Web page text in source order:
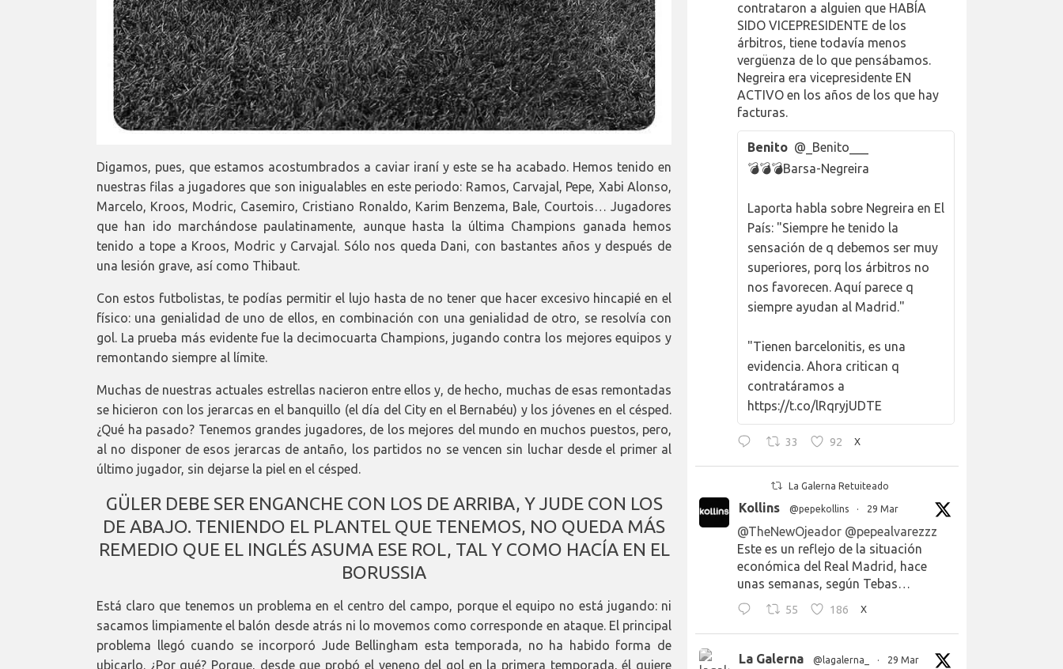
Digamos, pues, que estamos acostumbrados a caviar iraní y este se ha acabado. Hemos tenido en
nuestras filas a jugadores que son inigualables en este periodo: Ramos, Carvajal, Pepe, Xabi Alonso,
Marcelo, Kroos, Modric, Casemiro, Cristiano Ronaldo, Karim Benzema, Bale, Courtois… Jugadores
que han ido marchándose paulatinamente, aunque hasta la última Champions ganada hemos
tenido a tope a Kroos, Modric y Carvajal. Sólo nos queda Dani, con bastantes años y después de
una lesión grave, así como Thibaut.
Con estos futbolistas, te podías permitir el lujo hasta de no tener que hacer excesivo hincapié en el
físico: una genialidad de uno de ellos, en combinación con una genialidad de otro, se resolvía con
gol. La prueba más evidente fue la decimocuarta Champions, jugando contra los mejores equipos y
remontando siempre al límite.
Muchas de nuestras actuales estrellas nacieron entre ellos y, de hecho, muchas de esas remontadas
se hicieron con los jerarcas en el banquillo (el día del City en el Bernabéu) y los jóvenes en el césped.
¿Qué ha pasado? Tenemos grandes jugadores, de los mejores del mundo en muchos puestos, pero,
al no disponer de esos jerarcas de antaño, los partidos no se vencen sin luchar desde el primer al
último jugador, sin dejarse la piel en el césped.
GÜLER DEBE SER ENGANCHE CON LOS DE ARRIBA, Y JUDE CON LOS
DE ABAJO. TENIENDO EL PLANTEL QUE TENEMOS, NO QUEDA MÁS
REMEDIO QUE EL INGLÉS ASUMA ESE ROL, TAL Y COMO HACÍA EN EL
BORUSSIA
Está claro que tenemos un problema en el centro del campo, porque el equipo no está jugando: ni
sacamos limpiamente el balón desde atrás ni lo movemos como corresponde en ataque. El principal
problema llegó cuando se incorporó Jude Bellingham esta temporada, no ha habido forma de
ubicarlo. ¿Por qué? Porque, desde que probó el veneno del gol en la primera temporada, él quiere
contrataron a alguien que HABÍA
SIDO VICEPRESIDENTE de los
árbitros, tiene todavía menos
vergüenza de lo que pensábamos.
Negreira era vicepresidente EN
ACTIVO en los años de los que hay
facturas.
Benito @_Benito___
💣💣💣Barsa-Negreira
Laporta habla sobre Negreira en El
País: "Siempre he tenido la
sensación de q debemos ser muy
superiores, porq los árbitros no
nos favorecen. Aquí parece q
siempre ayudan al Madrid."
"Tienen barcelonitis, es una
evidencia. Ahora critican q
contratáramos a
https://t.co/lRqryjUDTE
33 92 X
La Galerna Retuiteado
Kollins @pepekollins · 29 Mar
@TheNewOjeador @pepealvarezzz
Este es un reflejo de la situación
económica del Real Madrid, hace
unas semanas, según Tebas…
55 186 X
La Galerna @lagalerna_ · 29 Mar